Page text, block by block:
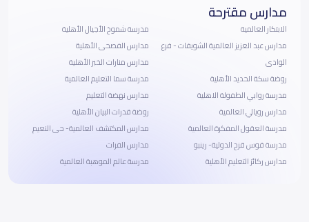
مدارس مقترحة
الابتكار العالمية
مدارس عبد العزيز العالمية الشويفات - فرع
الوادى
روضة سكة الحديد الأهلية
مدرسة روابي الطفولة الاهلية
مدارس رويالي العالمية
مدرسة العقول المفكرة العالمية
مدرسة قوس قزح الدولية- رينبو
مدارس ركائز التعليم الأهلية
مدرسة شموخ الأجيال الأهلية
مدارس الفصحى الأهلية
مدارس منارات الخبر الأهلية
مدرسة سما التعليم العالمية
مدارس نهضة التعليم
روضة قدرات البيان الأهلية
مدارس المكتشف العالمية- حى النعيم
مدارس الفرات
مدرسة عالم الموهبة العالمية